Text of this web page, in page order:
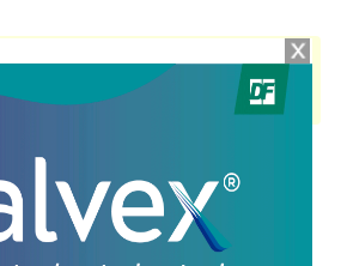
Monserrat
y cuenta con 1
vit.a+alantoína+asoc.
Monserrat